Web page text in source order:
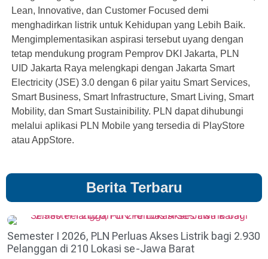
Lean, Innovative, dan Customer Focused demi
menghadirkan listrik untuk Kehidupan yang Lebih Baik.
Mengimplementasikan aspirasi tersebut uyang dengan
tetap mendukung program Pemprov DKI Jakarta, PLN
UID Jakarta Raya melengkapi dengan Jakarta Smart
Electricity (JSE) 3.0 dengan 6 pilar yaitu Smart Services,
Smart Business, Smart Infrastructure, Smart Living, Smart
Mobility, dan Smart Sustainibility. PLN dapat dihubungi
melalui aplikasi PLN Mobile yang tersedia di PlayStore
atau AppStore.
Berita Terbaru
Semester I 2026, PLN Perluas Akses Listrik bagi 2.930
Pelanggan di 210 Lokasi se-Jawa Barat